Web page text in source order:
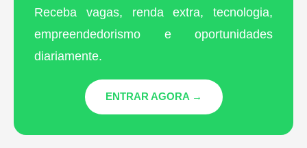
Receba vagas, renda extra, tecnologia,
empreendedorismo e oportunidades
diariamente.
ENTRAR AGORA →